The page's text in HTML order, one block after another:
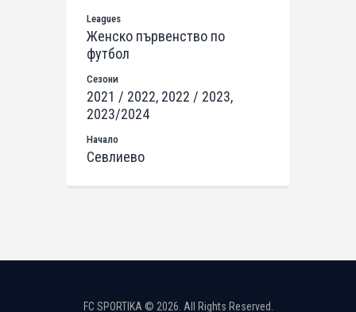
Leagues
Женско първенство по
футбол
Сезони
2021 / 2022, 2022 / 2023,
2023/2024
Начало
Севлиево
FC SPORTIKA © 2026. All Rights Reserved.